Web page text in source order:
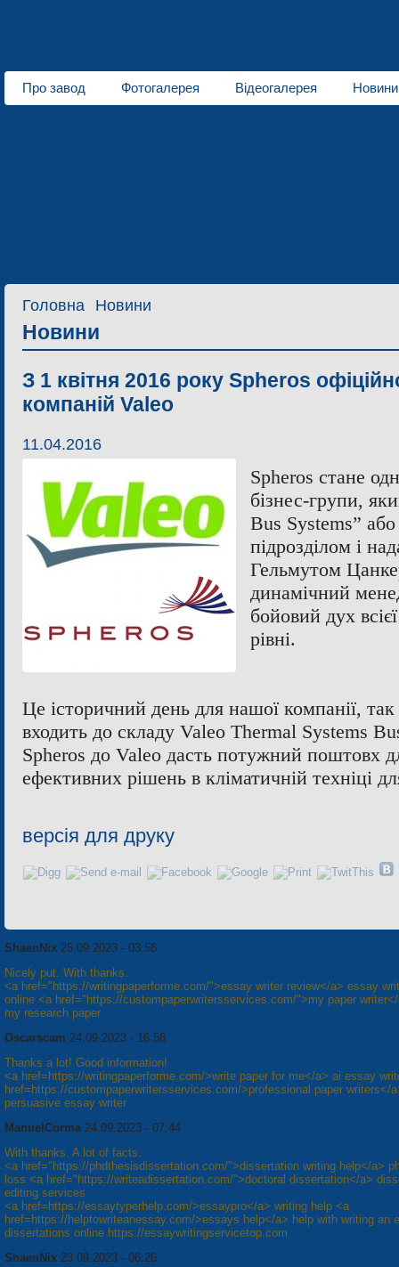
Про завод Фотогалерея
Відеогалерея
Новини
Головна Новини
Новини
З 1 квітня 2016 року Spheros
компаній Valeo
11.04.2016
Spheros стане
бізнес-групи,
Bus Systems”
підрозділом і
Гельмутом
динамічний
бойовий дух
рівні.
Це історичний день для нашої компанії, так
входить до складу Valeo Thermal Systems
Spheros до Valeo дасть потужний поштовх
ефективних рішень в кліматичній техніці
версія для друку
ShaenNix 25.09.2023 - 03:56
Nicely put. With thanks.
<a href="https://writingpaperforme.com/">essay writer review</a> essay
online <a href="https://custompaperwritersservices.com/">my paper
my research paper
Oscarscam 24.09.2023 - 16:56
Thanks a lot! Good information!
<a href=https://writingpaperforme.com/>write paper for me</a> ai essay
href=https://custompaperwritersservices.com/>professional paper writers</
persuasive essay writer
ManuelCorma 24.09.2023 - 07:44
With thanks. A lot of facts.
<a href="https://phdthesisdissertation.com/">dissertation writing help</a>
loss <a href="https://writeadissertation.com/">doctoral dissertation</a>
editing services
<a href=https://essaytyperhelp.com/>essaypro</a> writing help <a
href=https://helptowriteanessay.com/>essays help</a> help with writing an
dissertations online https://essaywritingservicetop.com
ShaenNix 23.09.2023 - 06:26